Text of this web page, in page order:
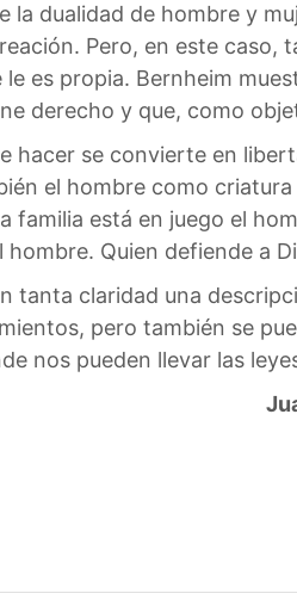
la dualidad de hombre y
Pero, en este caso,
es propia. Bernheim
derecho y que, como
hacer se convierte en
el hombre como
familia está en juego el
Quien defiende a
tanta claridad una
pero también se
nos pueden llevar las